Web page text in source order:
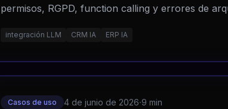
permisos, RGPD, function calling y errores de
integración LLM CRM IA ERP IA
Casos de uso 4 de junio de 2026·9 min